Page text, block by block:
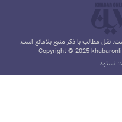
نقل مطالب با ذکر منبع بلامانع است.
Copyright © 2025
نستوه